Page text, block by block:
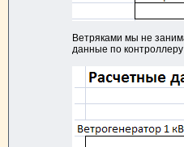
Ветряками мы не
данные по